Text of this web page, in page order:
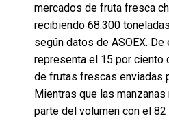
mercados de fruta fresca
recibiendo 68.300
según datos de ASOEX.
representa el 15 por ciento
de frutas frescas enviadas
Mientras que las
parte del volumen con el 82